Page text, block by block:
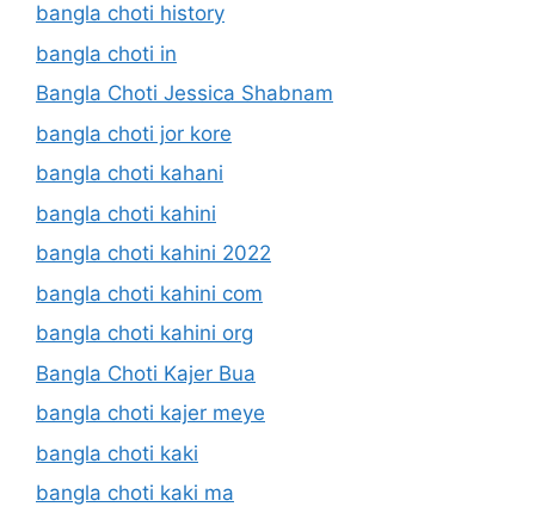
bangla choti history
bangla choti in
Bangla Choti Jessica Shabnam
bangla choti jor kore
bangla choti kahani
bangla choti kahini
bangla choti kahini 2022
bangla choti kahini com
bangla choti kahini org
Bangla Choti Kajer Bua
bangla choti kajer meye
bangla choti kaki
bangla choti kaki ma